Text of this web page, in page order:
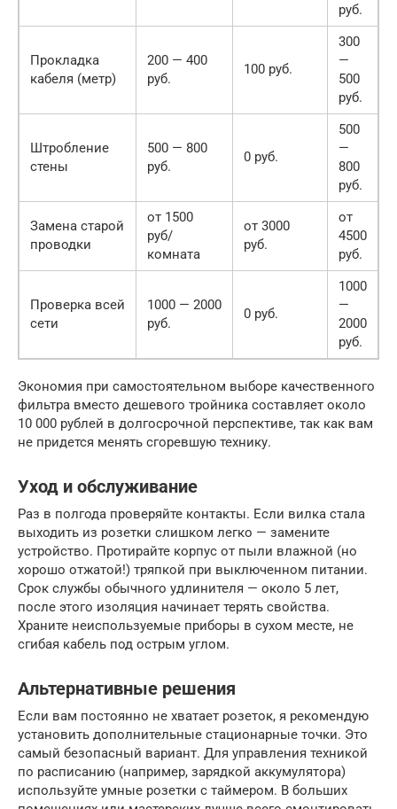
руб.
Прокладка
кабеля (метр)
200 — 400
руб.
100 руб.
300
—
500
руб.
Штробление
стены
500 — 800
руб.
0 руб.
500
—
800
руб.
Замена старой
проводки
от 1500
руб/
комната
от 3000
руб.
от
4500
руб.
Проверка всей
сети
1000 — 2000
руб.
0 руб.
1000
—
2000
руб.
Экономия при самостоятельном выборе качественного
фильтра вместо дешевого тройника составляет около
10 000 рублей в долгосрочной перспективе, так как вам
не придется менять сгоревшую технику.
Уход и обслуживание
Раз в полгода проверяйте контакты. Если вилка стала
выходить из розетки слишком легко — замените
устройство. Протирайте корпус от пыли влажной (но
хорошо отжатой!) тряпкой при выключенном питании.
Срок службы обычного удлинителя — около 5 лет,
после этого изоляция начинает терять свойства.
Храните неиспользуемые приборы в сухом месте, не
сгибая кабель под острым углом.
Альтернативные решения
Если вам постоянно не хватает розеток, я рекомендую
установить дополнительные стационарные точки. Это
самый безопасный вариант. Для управления техникой
по расписанию (например, зарядкой аккумулятора)
используйте умные розетки с таймером. В больших